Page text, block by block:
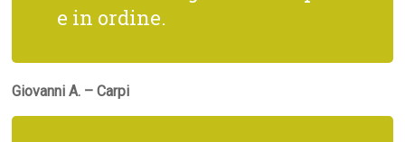
e in ordine.
Giovanni A. – Carpi